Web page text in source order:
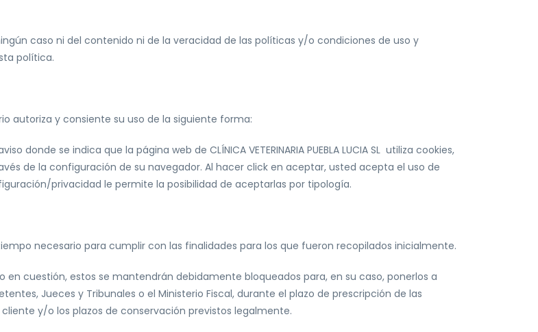
ningún caso ni del contenido ni de la veracidad de las políticas y/o condiciones de uso y
política.
autoriza y consiente su uso de la siguiente forma:
se indica que la página web de CLÍNICA VETERINARIA PUEBLA LUCIA SL utiliza cookies,
de la configuración de su navegador. Al hacer click en aceptar, usted acepta el uso de
privacidad le permite la posibilidad de aceptarlas por tipología.
necesario para cumplir con las finalidades para los que fueron recopilados inicialmente.
cuestión, estos se mantendrán debidamente bloqueados para, en su caso, ponerlos a
Jueces y Tribunales o el Ministerio Fiscal, durante el plazo de prescripción de las
y/o los plazos de conservación previstos legalmente.